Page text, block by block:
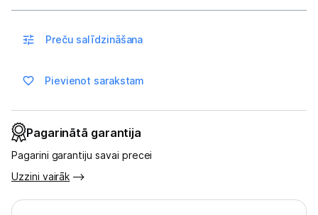
Uzņēmumiem
Tet pakalpojumi
Preču salīdzināšana
Pievienot sarakstam
Pagarinātā garantija
Pagarini garantiju savai precei
Uzzini vairāk